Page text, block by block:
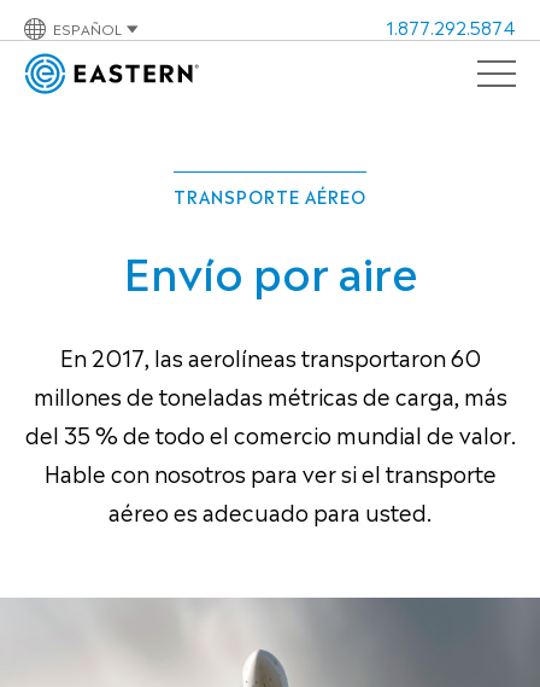
ESPAÑOL 1.877.292.5874
TRANSPORTE AÉREO
Envío por aire
En 2017, las aerolíneas transportaron 60
millones de toneladas métricas de carga, más
del 35 % de todo el comercio mundial de valor.
Hable con nosotros para ver si el transporte
aéreo es adecuado para usted.